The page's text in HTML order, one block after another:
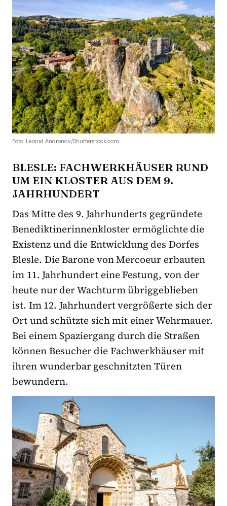
Foto: Leonid Andronov/Shutterstock.com
BLESLE: FACHWERKHÄUSER RUND
UM EIN KLOSTER AUS DEM 9.
JAHRHUNDERT
Das Mitte des 9. Jahrhunderts gegründete
Benediktinerinnenkloster ermöglichte die
Existenz und die Entwicklung des Dorfes
Blesle. Die Barone von Mercoeur erbauten
im 11. Jahrhundert eine Festung, von der
heute nur der Wachturm übriggeblieben
ist. Im 12. Jahrhundert vergrößerte sich der
Ort und schützte sich mit einer Wehrmauer.
Bei einem Spaziergang durch die Straßen
können Besucher die Fachwerkhäuser mit
ihren wunderbar geschnitzten Türen
bewundern.